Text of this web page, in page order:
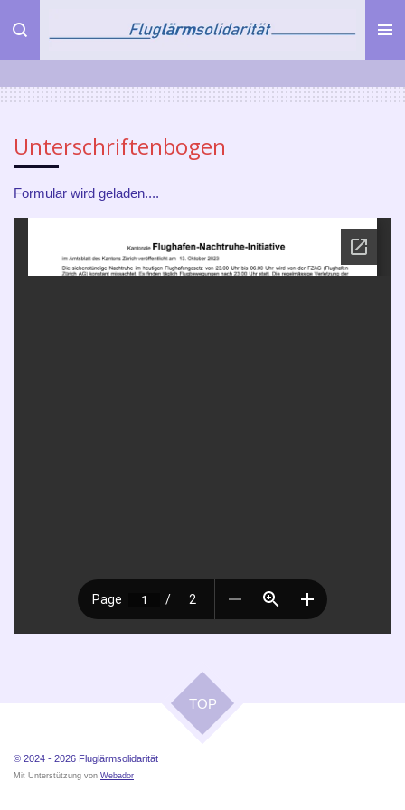
Zum
Hauptinhalt
springen
Unterschriftenbogen
Formular wird geladen....
TOP
© 2024 - 2026 Fluglärmsolidarität
Mit Unterstützung von Webador